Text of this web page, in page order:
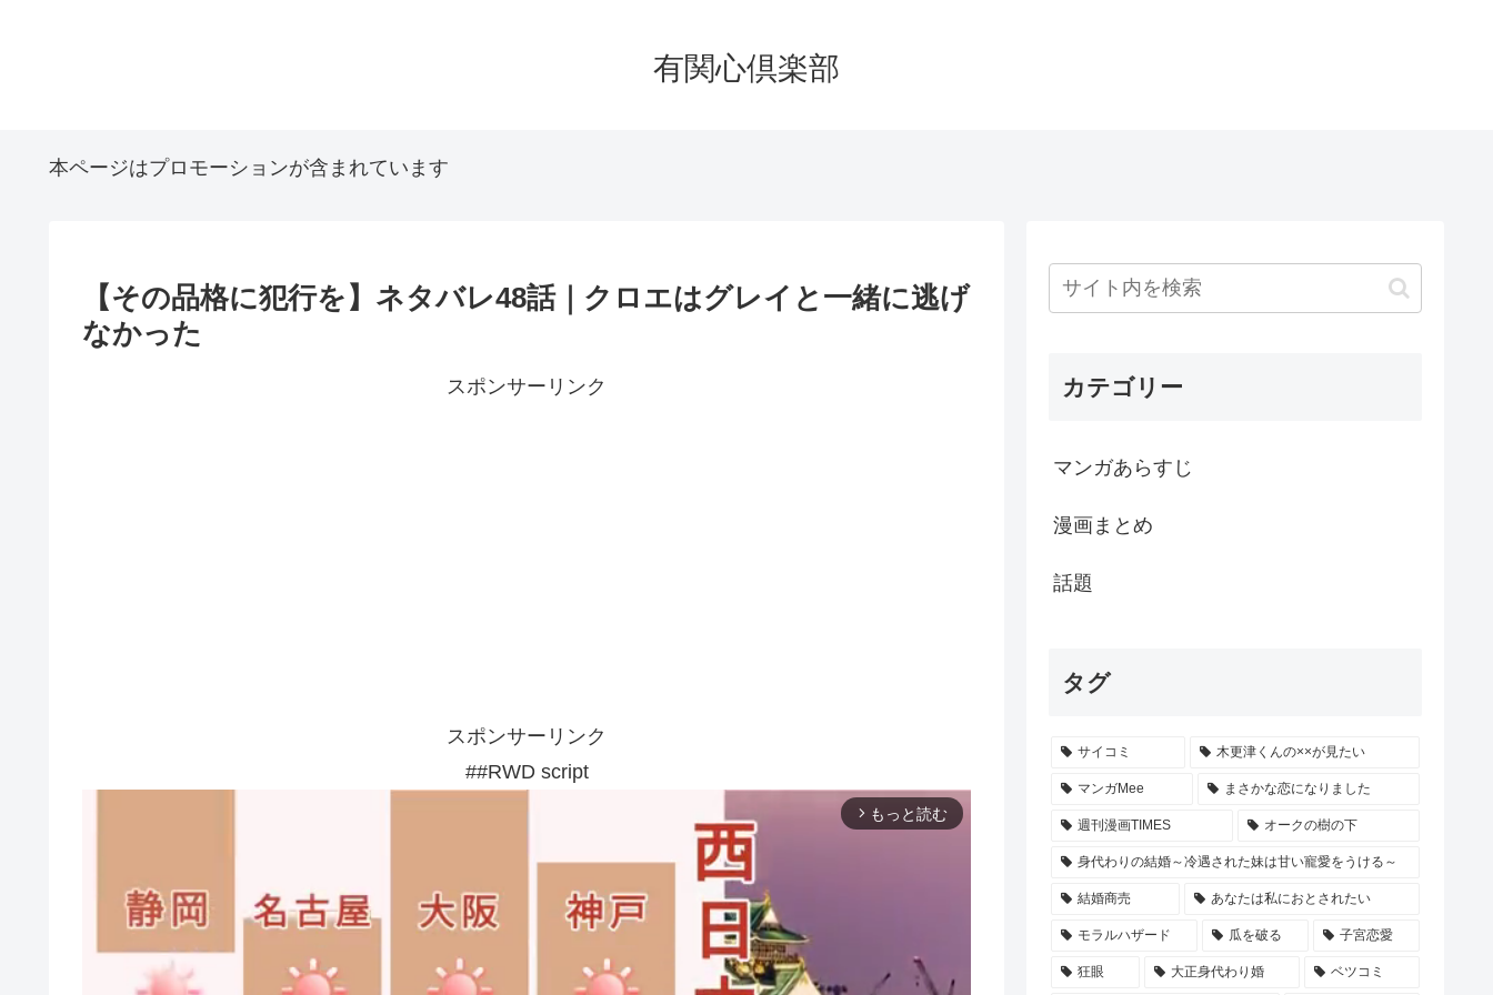
有関心倶楽部
本ページはプロモーションが含まれています
【その品格に犯行を】ネタバレ48話｜クロエはグレイと一緒に逃げ
なかった
スポンサーリンク
スポンサーリンク
##RWD script
arrow_forward_ios もっと読む
カテゴリー
マンガあらすじ
漫画まとめ
話題
タグ
サイコミ 木更津くんの××が見たい
マンガMee まさかな恋になりました
週刊漫画TIMES オークの樹の下
身代わりの結婚～冷遇された妹は甘い寵愛をうける～
結婚商売 あなたは私におとされたい
モラルハザード 瓜を破る 子宮恋愛
狂眼 大正身代わり婚 ベツコミ